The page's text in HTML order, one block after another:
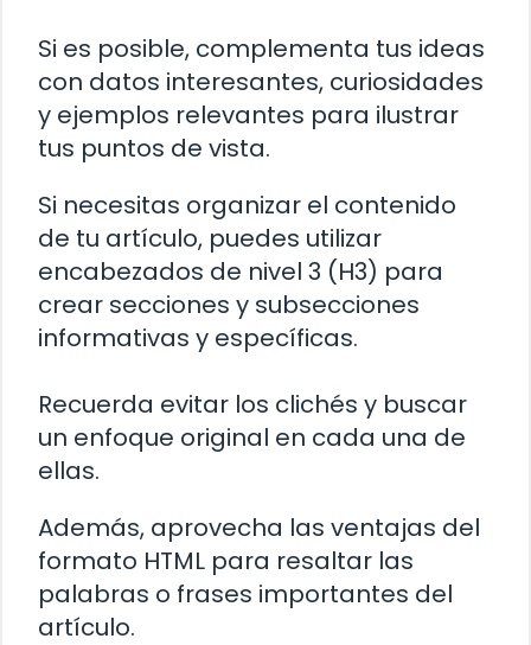
Si es posible, complementa tus ideas
con datos interesantes, curiosidades
y ejemplos relevantes para ilustrar
tus puntos de vista.
Si necesitas organizar el contenido
de tu artículo, puedes utilizar
encabezados de nivel 3 (H3) para
crear secciones y subsecciones
informativas y específicas.
Recuerda evitar los clichés y buscar
un enfoque original en cada una de
ellas.
Además, aprovecha las ventajas del
formato HTML para resaltar las
palabras o frases importantes del
artículo.